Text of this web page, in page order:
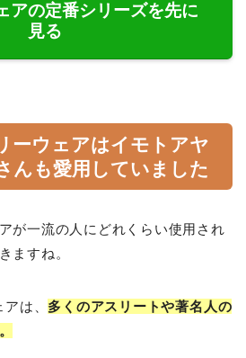
アの定番シリーズを先に
見る
ーウェアはイモトアヤ
んも愛用していました
が一流の人にどれくらい使用され
ますね。
は、 多くのアスリートや著名人の